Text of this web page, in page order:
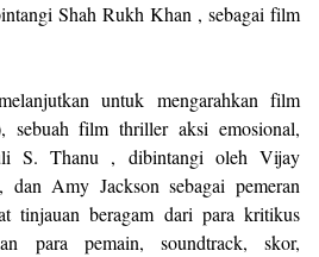
Shah Rukh Khan , sebagai film
untuk mengarahkan film
sebuah film thriller aksi emosional,
S. Thanu , dibintangi oleh Vijay
dan Amy Jackson sebagai pemeran
tinjauan beragam dari para kritikus
para pemain, soundtrack, skor,